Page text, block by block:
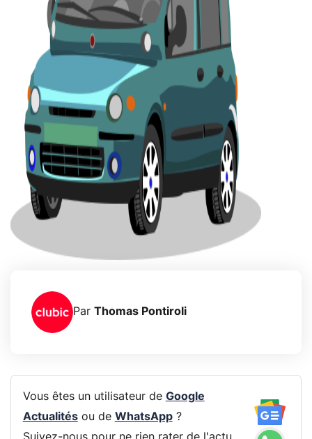
Par Thomas Pontiroli
Vous êtes un utilisateur de Google
Actualitésou de WhatsApp?